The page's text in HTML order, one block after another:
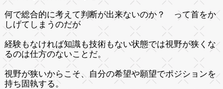
何で総合的に考えて判断が出来ないのか？ って首をか
しげてしまうのだが
経験もなければ知識も技術もない状態では視野が狭くな
るのは仕方のないことだ。
視野が狭いからこそ、自分の希望や願望でポジションを
持ち固執する。